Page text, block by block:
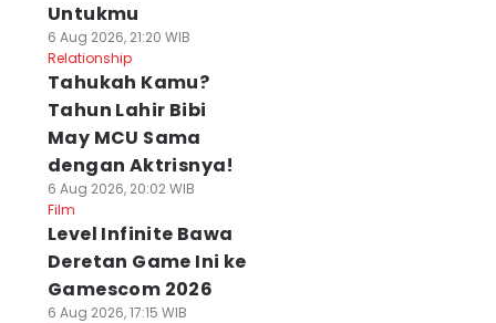
Untukmu
6 Aug 2026, 21:20 WIB
Relationship
Tahukah Kamu?
Tahun Lahir Bibi
May MCU Sama
dengan Aktrisnya!
6 Aug 2026, 20:02 WIB
Film
Level Infinite Bawa
Deretan Game Ini ke
Gamescom 2026
6 Aug 2026, 17:15 WIB